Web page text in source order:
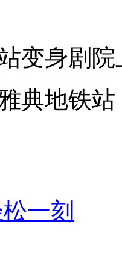
界首创
身剧院
地铁站
一刻